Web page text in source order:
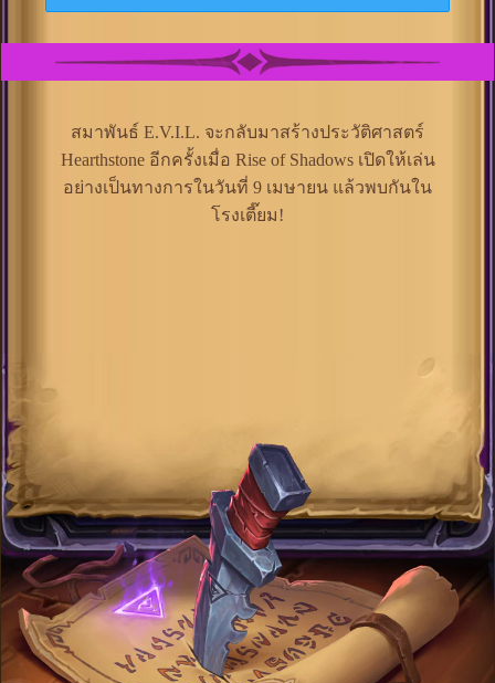
สมาพันธ์ E.V.I.L. จะกลับมาสร้างประวัติศาสตร์
Hearthstone อีกครั้งเมื่อ Rise of Shadows เปิดให้เล่น
อย่างเป็นทางการในวันที่ 9 เมษายน แล้วพบกันใน
โรงเตี๊ยม!